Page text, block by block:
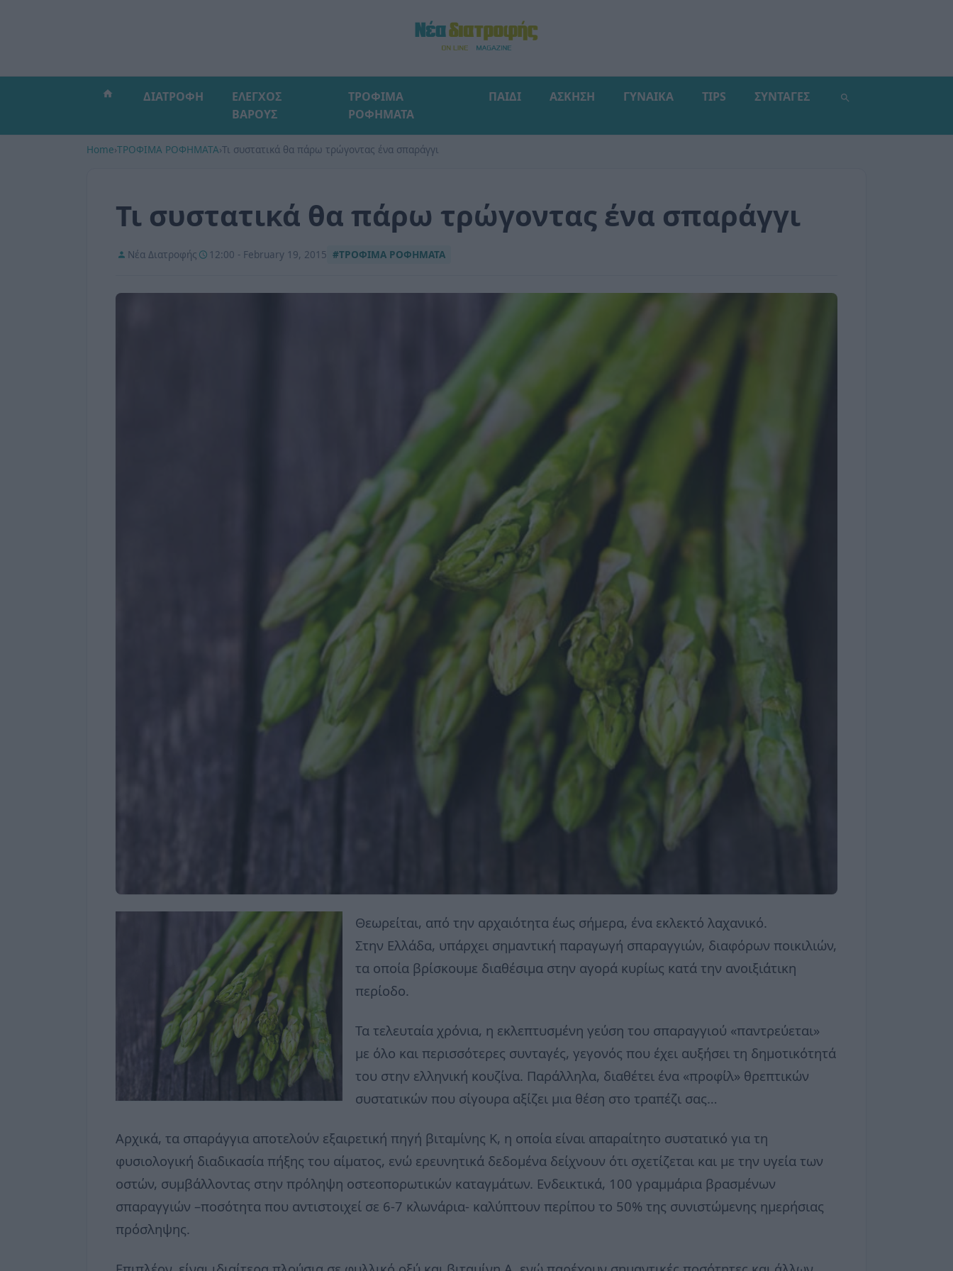
ΔΙΑΤΡΟΦΗ
ΕΛΕΓΧΟΣ
ΒΑΡΟΥΣ
ΤΡΟΦΙΜΑ
ΡΟΦΗΜΑΤΑ
ΠΑΙΔΙ ΑΣΚΗΣΗ ΓΥΝΑΙΚΑ TIPS ΣΥΝΤΑΓΕΣ
Home›ΤΡΟΦΙΜΑ ΡΟΦΗΜΑΤΑ›Τι συστατικά θα πάρω τρώγοντας ένα σπαράγγι
Τι συστατικά θα πάρω τρώγοντας ένα σπαράγγι
Νέα Διατροφής 12:00 - February 19, 2015 #ΤΡΟΦΙΜΑ ΡΟΦΗΜΑΤΑ
Θεωρείται, από την αρχαιότητα έως σήμερα, ένα εκλεκτό λαχανικό.
Στην Ελλάδα, υπάρχει σημαντική παραγωγή σπαραγγιών, διαφόρων ποικιλιών,
τα οποία βρίσκουμε διαθέσιμα στην αγορά κυρίως κατά την ανοιξιάτικη
περίοδο.
Τα τελευταία χρόνια, η εκλεπτυσμένη γεύση του σπαραγγιού «παντρεύεται»
με όλο και περισσότερες συνταγές, γεγονός που έχει αυξήσει τη δημοτικότητά
του στην ελληνική κουζίνα. Παράλληλα, διαθέτει ένα «προφίλ» θρεπτικών
συστατικών που σίγουρα αξίζει μια θέση στο τραπέζι σας…
Αρχικά, τα σπαράγγια αποτελούν εξαιρετική πηγή βιταμίνης Κ, η οποία είναι απαραίτητο συστατικό για τη
φυσιολογική διαδικασία πήξης του αίματος, ενώ ερευνητικά δεδομένα δείχνουν ότι σχετίζεται και με την υγεία των
οστών, συμβάλλοντας στην πρόληψη οστεοπορωτικών καταγμάτων. Ενδεικτικά, 100 γραμμάρια βρασμένων
σπαραγγιών –ποσότητα που αντιστοιχεί σε 6-7 κλωνάρια- καλύπτουν περίπου το 50% της συνιστώμενης ημερήσιας
πρόσληψης.